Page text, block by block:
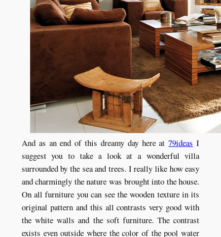
And as an end of this dreamy day here at79ideas I
suggest you to take a look at a wonderful villa
surrounded by the sea and trees. I really like how easy
and charmingly the nature was brought into the house.
On all furniture you can see the wooden texture in its
original pattern and this all contrasts very good with
the white walls and the soft furniture. The contrast
exists even outside where the color of the pool water